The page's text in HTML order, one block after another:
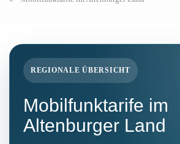
REGIONALE ÜBERSICHT
Mobilfunktarife im
Altenburger Land